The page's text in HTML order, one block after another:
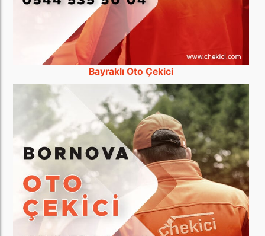
Bayraklı Oto Çekici